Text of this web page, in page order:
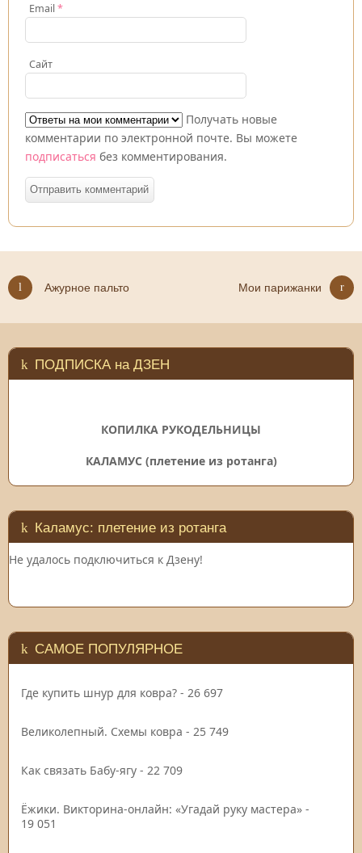
Email*
Сайт
Получать новые
комментарии по электронной почте. Вы можете
подписаться без комментирования.
Ажурное пальто Мои парижанки
ПОДПИСКА на ДЗЕН
КОПИЛКА РУКОДЕЛЬНИЦЫ
КАЛАМУС (плетение из ротанга)
Каламус: плетение из ротанга
Не удалось подключиться к Дзену!
САМОЕ ПОПУЛЯРНОЕ
Где купить шнур для ковра? - 26 697
Великолепный. Схемы ковра - 25 749
Как связать Бабу-ягу - 22 709
Ёжики. Викторина-онлайн: «Угадай руку мастера» -
19 051